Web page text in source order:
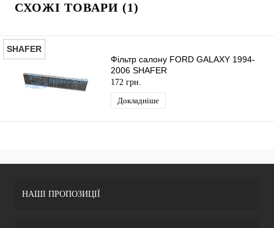
СХОЖІ ТОВАРИ (1)
SHAFER
Фільтр салону FORD GALAXY 1994-
2006 SHAFER
172 грн.
Докладніше
НАШІ ПРОПОЗИЦІЇ